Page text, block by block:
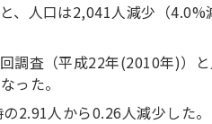
、人口は2,041人減少（4.0%
調査（平成22年(2010年)）
った。
2.91人から0.26人減少した。